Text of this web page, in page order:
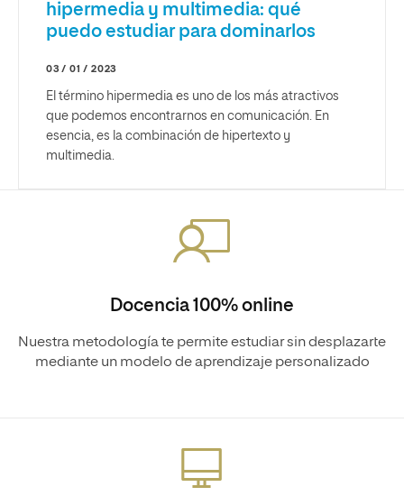
hipermedia y multimedia: qué
puedo estudiar para dominarlos
03 / 01 / 2023
El término hipermedia es uno de los más atractivos
que podemos encontrarnos en comunicación. En
esencia, es la combinación de hipertexto y
multimedia.
Docencia 100% online
Nuestra metodología te permite estudiar sin desplazarte
mediante un modelo de aprendizaje personalizado